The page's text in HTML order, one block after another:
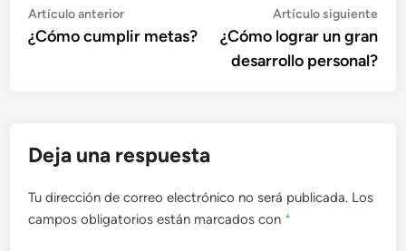
Navegación
de
Artículo anteriorArtículo
anterior:
¿Cómo cumplir metas?
Artículo siguiente
¿Cómo lograr un gran
desarrollo personal?
Deja una respuesta
Tu dirección de correo electrónico no será publicada. Los
campos obligatorios están marcados con *